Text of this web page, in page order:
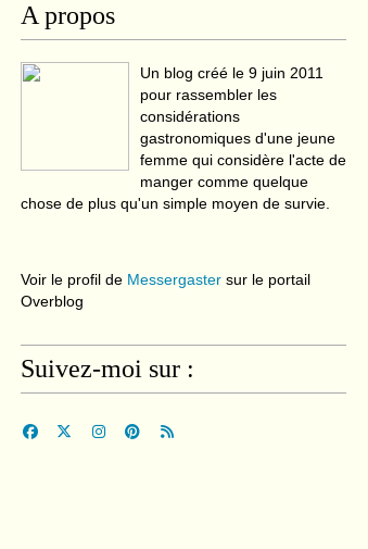
A propos
Un blog créé le 9 juin 2011
pour rassembler les
considérations
gastronomiques d'une jeune
femme qui considère l'acte de
manger comme quelque
chose de plus qu'un simple moyen de survie.
Voir le profil de Messergaster sur le portail
Overblog
Suivez-moi sur :